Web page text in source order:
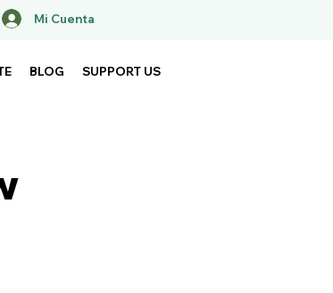
Mi Cuenta
BLOG SUPPORT US